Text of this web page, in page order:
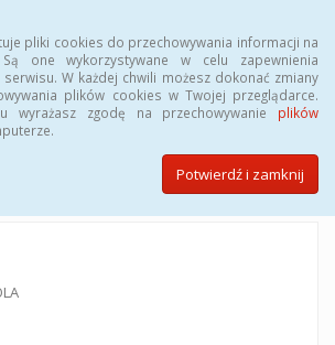
pliki cookies do przechowywania informacji na
one wykorzystywane w celu zapewnienia
W każdej chwili możesz dokonać zmiany
plików cookies w Twojej przeglądarce.
wyrażasz zgodę na przechowywanie plików
Potwierdź i zamknij
PUBLICZNEJ
Miasta Opola